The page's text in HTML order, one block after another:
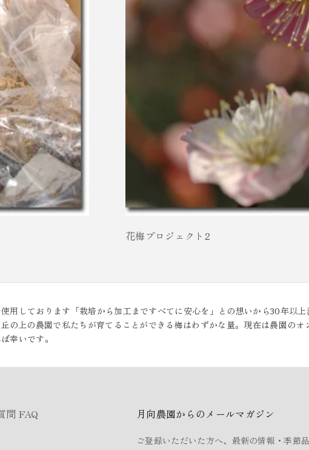
花梅プロジェクト2
用しております「栽培から加工まですべてに安心を」との想いから30年以上
の上の農園で私たちが育てることができる梅はわずかな量。現在は農園のオ
幸いです。
問 FAQ
月向農園からのメールマガジン
ご登録いただいた方へ、最新の情報・季節